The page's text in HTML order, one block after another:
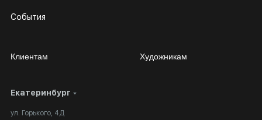
Екатеринбург
ул. Горького, 4Д
События
Клиентам
Личный кабинет
Вопросы и ответы
Художникам
Сотрудничество
Выставка в галерее